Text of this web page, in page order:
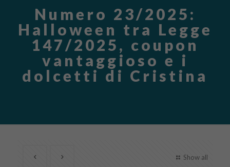
Numero 23/2025:
Halloween tra Legge
147/2025, coupon
vantaggioso e i
dolcetti di Cristina
Show all